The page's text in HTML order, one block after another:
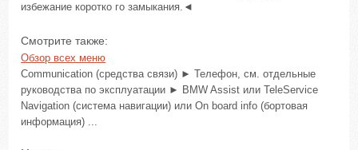
избежание коротко го замыкания.◄
Смотрите также:
Обзор всех меню
Communication (средства связи) ► Телефон, см. отдельные
руководства по эксплуатации ► BMW Assist или TeleService
Navigation (система навигации) или On board info (бортовая
информация) ...